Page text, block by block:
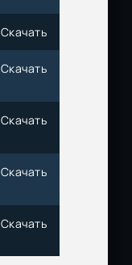
Скачать
Скачать
Скачать
Скачать
Скачать